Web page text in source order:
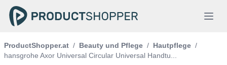
ProductShopper.at / Beauty und Pflege / Hautpflege /
hansgrohe Axor Universal Circular Universal Handtu...